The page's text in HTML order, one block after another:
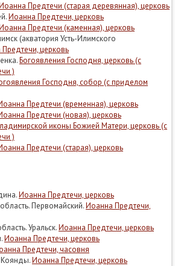
Предтечи (старая деревянная), церковь
Иоанна Предтечи, церковь
Предтечи (каменная), церковь
(акватория Усть-Илимского
церковь
Богоявления Господня, церковь (с
)
Господня, собор (с приделом
Предтечи (временная), церковь
Предтечи (новая), церковь
иконы Божией Матери, церковь (с
)
Предтечи (старая), церковь
Иоанна Предтечи, церковь
Первомайский.Иоанна Предтечи,
Уральск.Иоанна Предтечи, церковь
Иоанна Предтечи, церковь
Предтечи, часовня
Коянды.Иоанна Предтечи, церковь